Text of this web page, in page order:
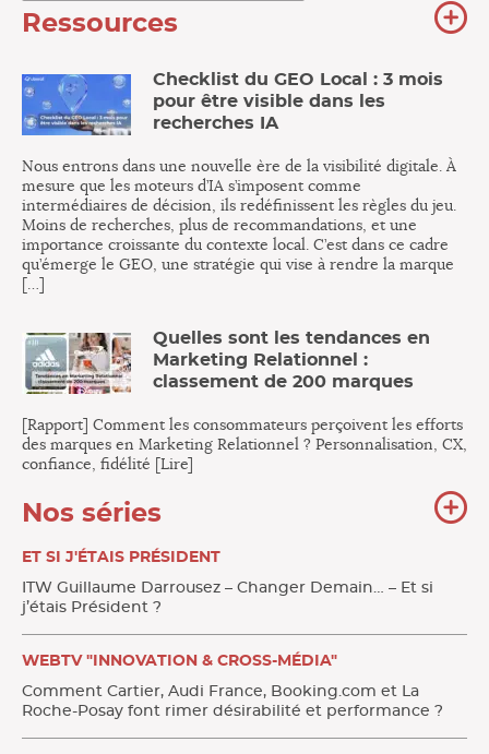
Ressources
Checklist du GEO Local : 3 mois
pour être visible dans les
recherches IA
Nous entrons dans une nouvelle ère de la visibilité digitale. À
mesure que les moteurs d’IA s’imposent comme
intermédiaires de décision, ils redéfinissent les règles du jeu.
Moins de recherches, plus de recommandations, et une
importance croissante du contexte local. C’est dans ce cadre
qu’émerge le GEO, une stratégie qui vise à rendre la marque
Quelles sont les tendances en
Marketing Relationnel :
classement de 200 marques
[Rapport] Comment les consommateurs perçoivent les efforts
des marques en Marketing Relationnel ? Personnalisation, CX,
confiance, fidélité [Lire]
Nos séries
ET SI J'ÉTAIS PRÉSIDENT
ITW Guillaume Darrousez – Changer Demain… – Et si
j’étais Président ?
WEBTV "INNOVATION & CROSS-MÉDIA"
Comment Cartier, Audi France, Booking.com et La
Roche-Posay font rimer désirabilité et performance ?